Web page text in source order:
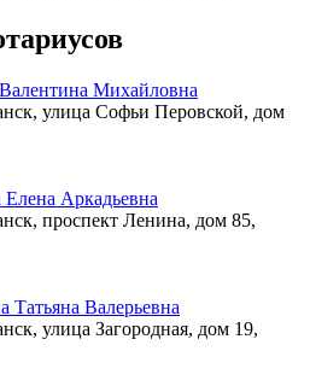
Михайловна
улица Софьи Перовской, дом
Аркадьевна
проспект Ленина, дом 85,
Валерьевна
улица Загородная, дом 19,